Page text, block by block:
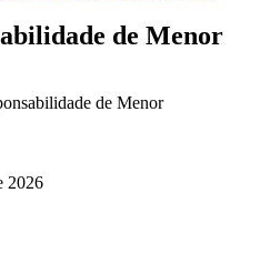
de Menor
de Menor
2026